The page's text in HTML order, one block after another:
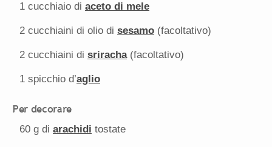
1 cucchiaio di aceto di mele
2 cucchiaini di olio di sesamo (facoltativo)
2 cucchiaini di sriracha(facoltativo)
1 spicchio d’aglio
Per decorare
60 g di arachidi tostate